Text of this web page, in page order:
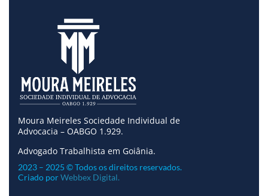
Moura Meireles Sociedade Individual de
Advocacia – OABGO 1.929.
Advogado Trabalhista em Goiânia.
2023 – 2025 © Todos os direitos reservados.
Criado porWebbex Digital.